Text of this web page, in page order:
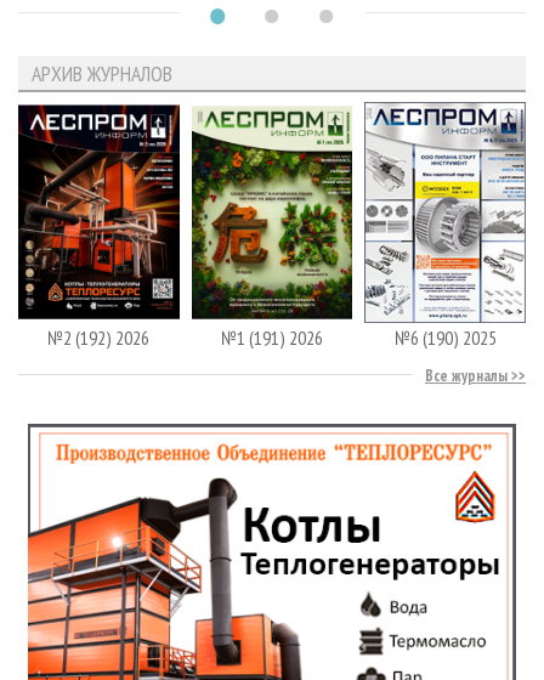
АРХИВ ЖУРНАЛОВ
№2 (192) 2026 №1 (191) 2026 №6 (190) 2025
Все журналы